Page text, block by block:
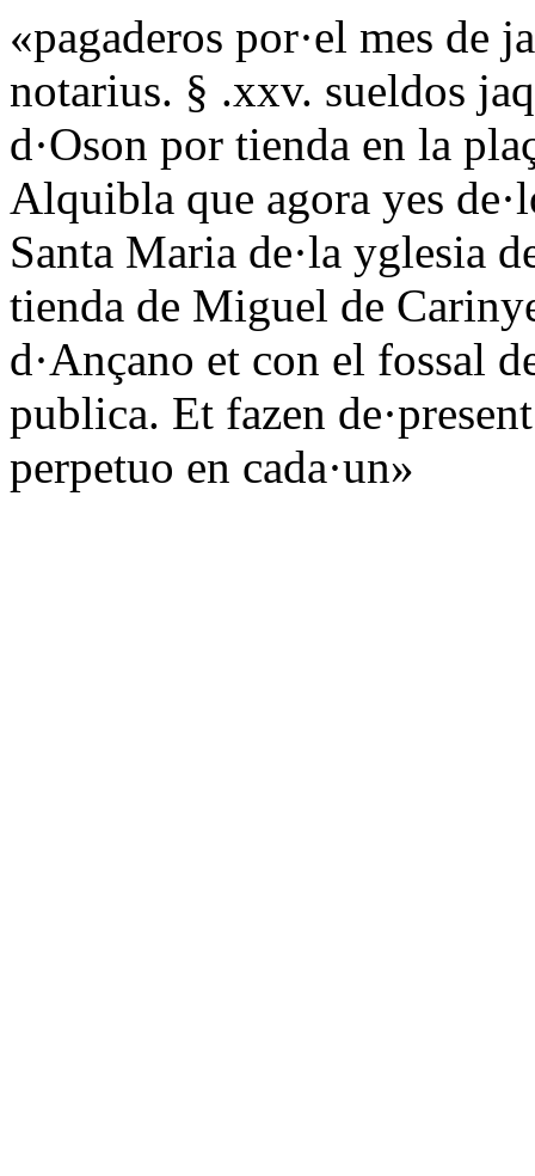
«pagaderos por·el mes de
notarius. § .xxv. sueldos
d·Oson por tienda en la
Alquibla que agora yes
Santa Maria de·la yglesia
tienda de Miguel de
d·Ançano et con el fossal
publica. Et fazen
perpetuo en cada·un»